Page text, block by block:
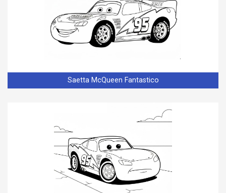
Saetta McQueen Fantastico